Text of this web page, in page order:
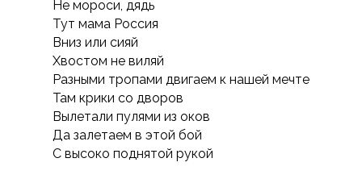
Не мороси, дядь
Тут мама Россия
Вниз или сияй
Хвостом не виляй
Разными тропами двигаем к нашей мечте
Там крики со дворов
Вылетали пулями из оков
Да залетаем в этой бой
С высоко поднятой рукой